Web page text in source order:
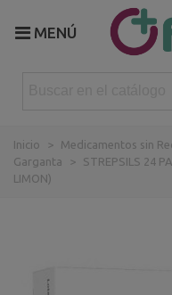
MENÚ
Inicio > Medicamentos sin
Garganta
>
STREPSILS 24
LIMON)